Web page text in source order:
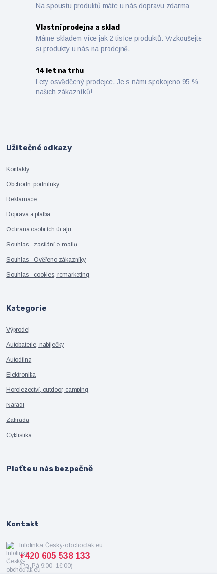
Na spoustu produktů máte u nás dopravu zdarma
Vlastní prodejna a sklad
Máme skladem více jak 2 tisíce produktů. Vyzkoušejte
si produkty u nás na prodejně.
14 let na trhu
Lety osvědčený prodejce. Je s námi spokojeno 95 %
našich zákazníků!
Užitečné odkazy
Kontakty
Obchodní podmínky
Reklamace
Doprava a platba
Ochrana osobních údajů
Souhlas - zasílání e-mailů
Souhlas - Ověřeno zákazníky
Souhlas - cookies, remarketing
Kategorie
Výprodej
Autobaterie, nabíječky
Autodílna
Elektronika
Horolezectví, outdoor, camping
Nářadí
Zahrada
Cyklistika
Plaťte u nás bezpečně
Kontakt
Infolinka Český-obchoďák.eu
+420 605 538 133
(Po–Pá 9:00–16:00)